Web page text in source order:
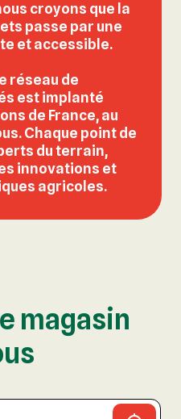
croyons que la
passe par une
et accessible.
réseau de
est implanté
de France, au
Chaque point de
du terrain,
innovations et
agricoles.
magasin